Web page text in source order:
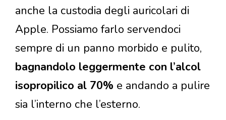
anche la custodia degli auricolari di
Apple. Possiamo farlo servendoci
sempre di un panno morbido e pulito,
bagnandolo leggermente con l’alcol
isopropilico al 70% e andando a pulire
sia l’interno che l’esterno.